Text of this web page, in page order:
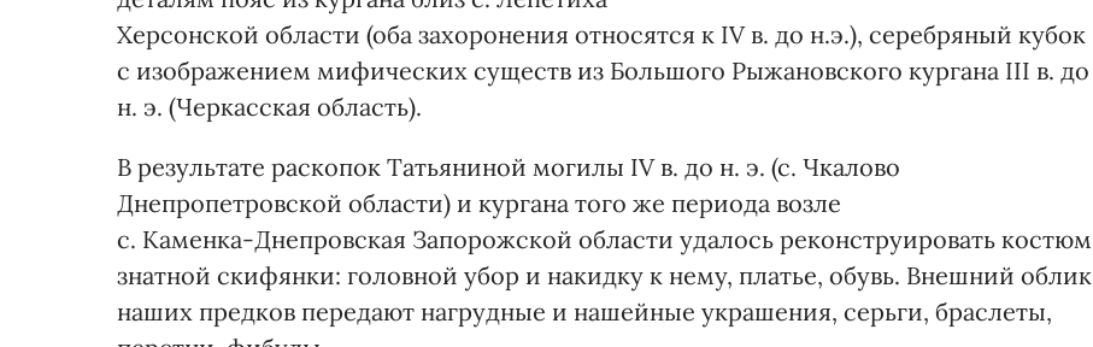
Херсонской области (оба захоронения относятся к IV в. до н.э.), серебряный кубок
с изображением мифических существ из Большого Рыжановского кургана III в. до
н. э. (Черкасская область).
В результате раскопок Татьяниной могилы IV в. до н. э. (с. Чкалово
Днепропетровской области) и кургана того же периода возле
с. Каменка-Днепровская Запорожской области удалось реконструировать костюм
знатной скифянки: головной убор и накидку к нему, платье, обувь. Внешний облик
наших предков передают нагрудные и нашейные украшения, серьги, браслеты,